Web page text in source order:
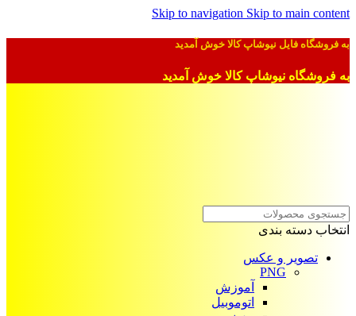
Skip to navigation Skip to main content
به فروشگاه فایل نیوشاپ کالا خوش آمدید
به فروشگاه نیوشاپ کالا خوش آمدید
انتخاب دسته بندی
تصویر و عکس
PNG
آموزش
اتوموبیل